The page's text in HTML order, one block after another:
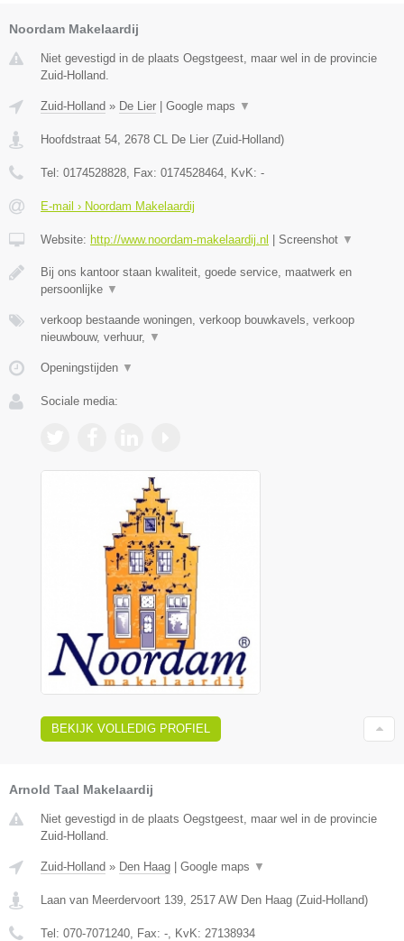
Noordam Makelaardij
Niet gevestigd in de plaats Oegstgeest, maar wel in de provincie
Zuid-Holland.
Zuid-Holland » De Lier | Google maps ▼
Hoofdstraat 54 2678 CL De Lier (Zuid-Holland)
Tel: 0174528828 , Fax: 0174528464 , KvK: -
E-mail › Noordam Makelaardij
Website: http://www.noordam-makelaardij.nl | Screenshot ▼
Bij ons kantoor staan kwaliteit, goede service, maatwerk en
persoonlijke ▼
verkoop bestaande woningen, verkoop bouwkavels, verkoop
nieuwbouw, verhuur,
▼
Openingstijden ▼
Sociale media:
BEKIJK VOLLEDIG PROFIEL
Arnold Taal Makelaardij
Niet gevestigd in de plaats Oegstgeest, maar wel in de provincie
Zuid-Holland.
Zuid-Holland » Den Haag Google maps ▼
Laan van Meerdervoort 139, 2517 AW Den Haag (Zuid-Holland)
Tel: 070-7071240, Fax: -, KvK: 27138934